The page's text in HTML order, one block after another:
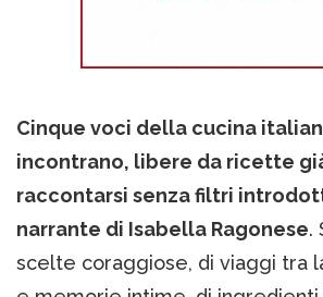
Cinque voci della cucina
incontrano, libere da ricette
raccontarsi senza filtri
narrante di Isabella Ragonese.
scelte coraggiose, di viaggi tra